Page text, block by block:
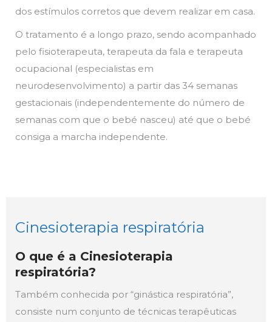
dos estímulos corretos que devem realizar em casa.
O tratamento é a longo prazo, sendo acompanhado
pelo fisioterapeuta, terapeuta da fala e terapeuta
ocupacional (especialistas em
neurodesenvolvimento) a partir das 34 semanas
gestacionais (independentemente do número de
semanas com que o bebé nasceu) até que o bebé
consiga a marcha independente.
Cinesioterapia respiratória
O que é a Cinesioterapia
respiratória?
Também conhecida por “ginástica respiratória”,
consiste num conjunto de técnicas terapêuticas